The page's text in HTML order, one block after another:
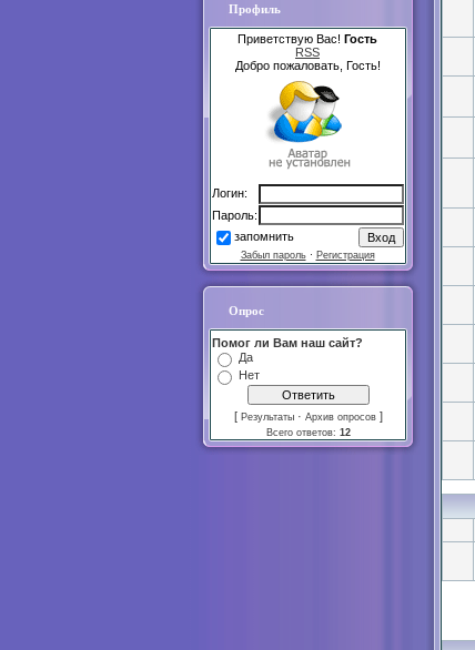
Профиль
Приветствую Вас! Гость
RSS
Добро пожаловать, Гость!
Логин:
Пароль:
запомнить
Забыл пароль· Регистрация
Опрос
Помог ли Вам наш сайт?
Да
Нет
[ Результаты· Архив опросов]
Всего ответов: 12